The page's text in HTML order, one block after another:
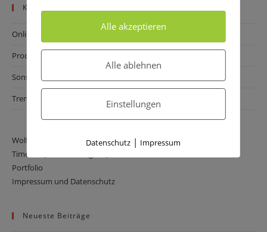
Kategorien
Online-Marketing
Produkte
Sonstiges
Trends
Wolfram Daur
Timeline (aktuelle Tätigkeit)
Portfolio
Impressum und Datenschutz
Neueste Beiträge
Alle akzeptieren
Alle ablehnen
Einstellungen
Datenschutz | Impressum